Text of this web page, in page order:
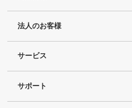
法人のお客様
サービス
サポート